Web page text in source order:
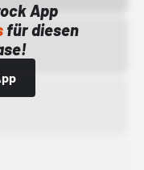
App
für diesen